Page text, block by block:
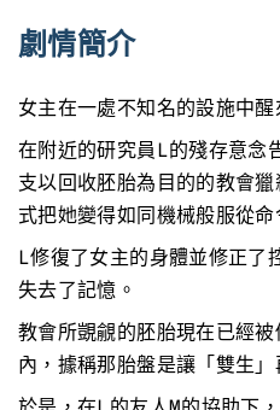
劇情簡介
女主在一處不知名的設施中
在附近的研究員L的殘存意念
支以回收胚胎為目的的教會
式把她變得如同機械般服從命
L修復了女主的身體並修正了
失去了記憶。
教會所覬覦的胚胎現在已經
內，據稱那胎盤是讓「雙生